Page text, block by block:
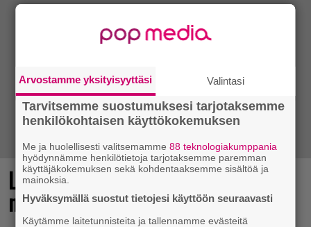
Loistopeli Steamistä maksutta –
mutta pidä kiirettä lataamisen kanssa
Arvostamme yksityisyyttäsi Valintasi
Tarvitsemme suostumuksesi tarjotaksemme
henkilökohtaisen käyttökokemuksen
Me ja huolellisesti valitsemamme88 teknologiakumppania
hyödynnämme henkilötietoja tarjotaksemme paremman
käyttäjäkokemuksen sekä kohdentaaksemme sisältöä ja
mainoksia.
Hyväksymällä suostut tietojesi käyttöön seuraavasti
Käytämme laitetunnisteita ja tallennamme evästeitä